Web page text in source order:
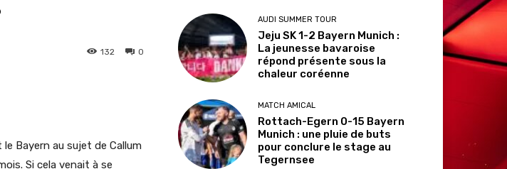
0
132
Bayern au sujet de Callum
Si cela venait à se
AUDI SUMMER TOUR
Jeju SK 1-2 Bayern Munich :
La jeunesse bavaroise
répond présente sous la
chaleur coréenne
MATCH AMICAL
Rottach-Egern 0-15 Bayern
Munich : une pluie de buts
pour conclure le stage au
Tegernsee